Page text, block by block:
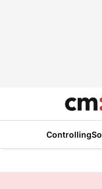
Controlling